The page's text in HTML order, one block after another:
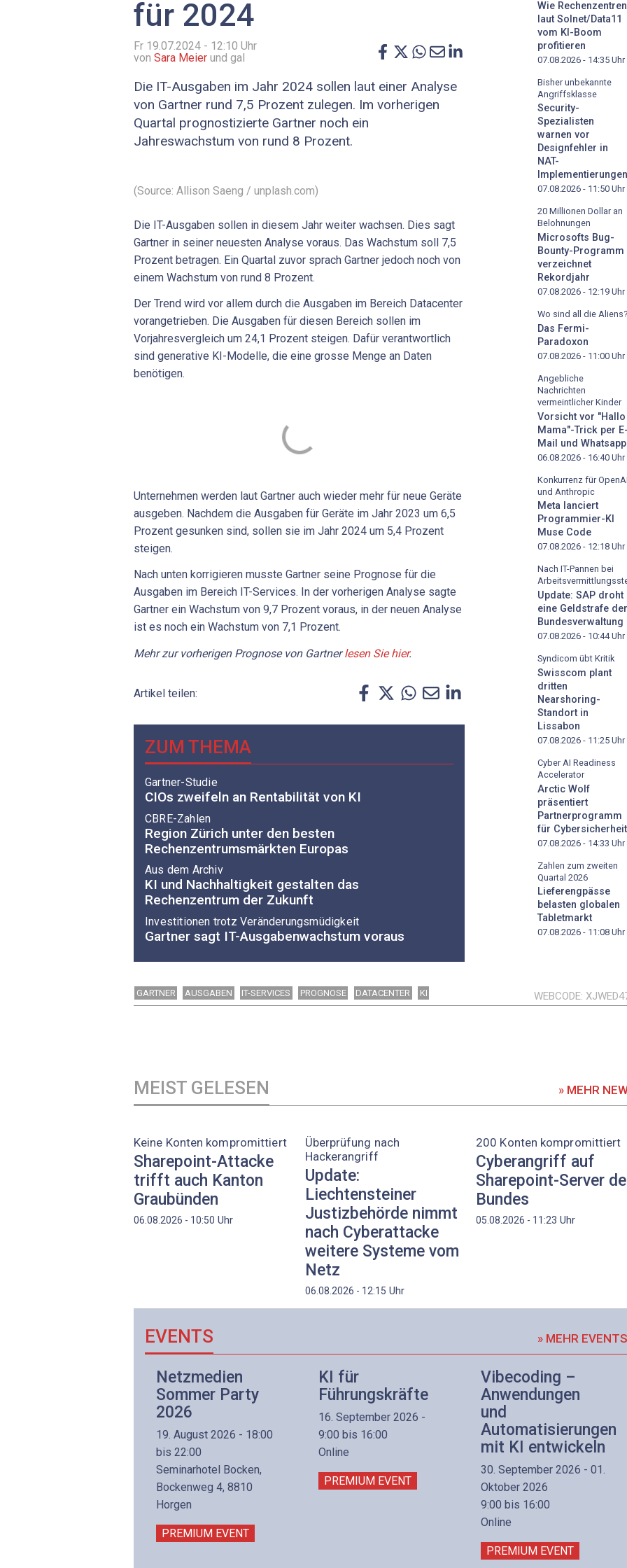
für 2024
Fr 19.07.2024 - 12:10 Uhr
von Sara Meier und gal
Die IT-Ausgaben im Jahr 2024 sollen laut einer Analyse
von Gartner rund 7,5 Prozent zulegen. Im vorherigen
Quartal prognostizierte Gartner noch ein
Jahreswachstum von rund 8 Prozent.
(Source: Allison Saeng / unplash.com)
Die IT-Ausgaben sollen in diesem Jahr weiter wachsen. Dies sagt
Gartner in seiner neuesten Analyse voraus. Das Wachstum soll 7,5
Prozent betragen. Ein Quartal zuvor sprach Gartner jedoch noch von
einem Wachstum von rund 8 Prozent.
Der Trend wird vor allem durch die Ausgaben im Bereich Datacenter
vorangetrieben. Die Ausgaben für diesen Bereich sollen im
Vorjahresvergleich um 24,1 Prozent steigen. Dafür verantwortlich
sind generative KI-Modelle, die eine grosse Menge an Daten
benötigen.
Unternehmen werden laut Gartner auch wieder mehr für neue Geräte
ausgeben. Nachdem die Ausgaben für Geräte im Jahr 2023 um 6,5
Prozent gesunken sind, sollen sie im Jahr 2024 um 5,4 Prozent
steigen.
Nach unten korrigieren musste Gartner seine Prognose für die
Ausgaben im Bereich IT-Services. In der vorherigen Analyse sagte
Gartner ein Wachstum von 9,7 Prozent voraus, in der neuen Analyse
ist es noch ein Wachstum von 7,1 Prozent.
Mehr zur vorherigen Prognose von Gartnerlesen Sie hier.
Artikel teilen:
ZUM THEMA
Gartner-Studie
CIOs zweifeln an Rentabilität von KI
CBRE-Zahlen
Region Zürich unter den besten
Rechenzentrumsmärkten Europas
Aus dem Archiv
KI und Nachhaltigkeit gestalten das
Rechenzentrum der Zukunft
Investitionen trotz Veränderungsmüdigkeit
Gartner sagt IT-Ausgabenwachstum voraus
Wie Rechenzentren
laut Solnet/Data11
vom KI-Boom
profitieren
07.08.2026 - 14:35 Uhr
Bisher unbekannte
Angriffsklasse
Security-
Spezialisten
warnen vor
Designfehler in
NAT-
Implementierungen
07.08.2026 - 11:50 Uhr
20 Millionen Dollar an
Belohnungen
Microsofts Bug-
Bounty-Programm
verzeichnet
Rekordjahr
07.08.2026 - 12:19 Uhr
Wo sind all die Aliens?
Das Fermi-
Paradoxon
07.08.2026 - 11:00 Uhr
Angebliche
Nachrichten
vermeintlicher Kinder
Vorsicht vor "Hallo
Mama"-Trick per E-
Mail und Whatsapp
06.08.2026 - 16:40 Uhr
Konkurrenz für OpenAI
und Anthropic
Meta lanciert
Programmier-KI
Muse Code
07.08.2026 - 12:18 Uhr
Nach IT-Pannen bei
Update: SAP droht
eine Geldstrafe der
Bundesverwaltung
07.08.2026 - 10:44Uhr
Syndicom übt Kritik
Swisscom plant
dritten
Nearshoring-
Standort in
Lissabon
07.08.2026 - 11:25 Uhr
Cyber AI Readiness
Accelerator
Arctic Wolf
präsentiert
Partnerprogramm
für Cybersicherheit
07.08.2026 - 14:33 Uhr
Zahlen zum zweiten
Quartal 2026
Lieferengpässe
belasten globalen
Tabletmarkt
07.08.2026 - 11:08 Uhr
GARTNER AUSGABEN IT-SERVICES PROGNOSE DATACENTER KI WEBCODE
MEIST GELESEN » MEHR
Keine Konten kompromittiert
Sharepoint-Attacke
trifft auch Kanton
Graubünden
06.08.2026 - 10:50 Uhr
Überprüfung nach
Hackerangriff
Update:
Liechtensteiner
Justizbehörde nimmt
nach Cyberattacke
weitere Systeme vom
Netz
06.08.2026 - 12:15 Uhr
200 Konten kompromittiert
Cyberangriff auf
Sharepoint-Server
Bundes
05.08.2026 - 11:23 Uhr
EVENTS » MEHR EVENTS
Netzmedien
Sommer Party
2026
19. August 2026 - 18:00
bis 22:00
Seminarhotel Bocken,
Bockenweg 4, 8810
Horgen
PREMIUM EVENT
KI für
Führungskräfte
16. September 2026 -
9:00 bis 16:00
Online
PREMIUM EVENT
Vibecoding –
Anwendungen
und
Automatisierungen
mit KI entwickeln
30. September 2026 - 01.
Oktober 2026
9:00 bis 16:00
Online
PREMIUM EVENT